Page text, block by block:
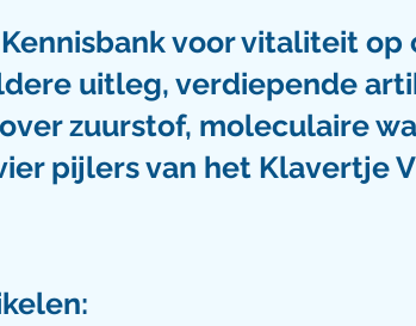
Kennisbank voor vitaliteit op
uitleg, verdiepende
zuurstof, moleculaire
pijlers van het Klavertje